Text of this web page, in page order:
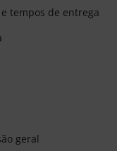
tempos de entrega
geral